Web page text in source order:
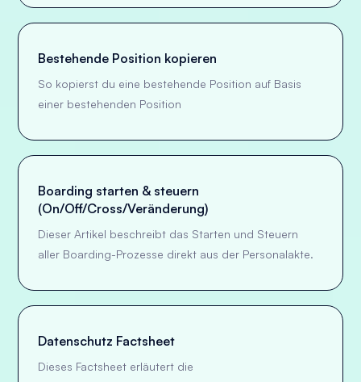
Bestehende Position kopieren
So kopierst du eine bestehende Position auf Basis
einer bestehenden Position
Boarding starten & steuern
(On/Off/Cross/Veränderung)
Dieser Artikel beschreibt das Starten und Steuern
aller Boarding-Prozesse direkt aus der Personalakte.
Datenschutz Factsheet
Dieses Factsheet erläutert die